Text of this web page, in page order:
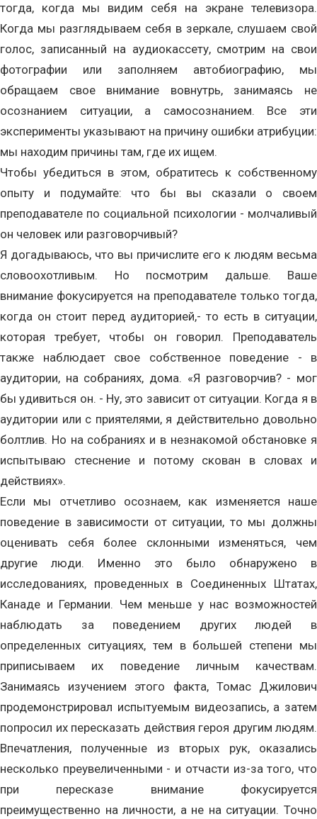
тогда, когда мы видим себя на экране телевизора.
Когда мы разглядываем себя в зеркале, слушаем свой
голос, записанный на аудиокассету, смотрим на свои
фотографии или заполняем автобиографию, мы
обращаем свое внимание вовнутрь, занимаясь не
осознанием ситуации, а самосознанием. Все эти
эксперименты указывают на причину ошибки атрибуции:
мы находим причины там, где их ищем.
Чтобы убедиться в этом, обратитесь к собственному
опыту и подумайте: что бы вы сказали о своем
преподавателе по социальной психологии - молчаливый
он человек или разговорчивый?
Я догадываюсь, что вы причислите его к людям весьма
словоохотливым. Но посмотрим дальше. Ваше
внимание фокусируется на преподавателе только тогда,
когда он стоит перед аудиторией,- то есть в ситуации,
которая требует, чтобы он говорил. Преподаватель
также наблюдает свое собственное поведение - в
аудитории, на собраниях, дома. «Я разговорчив? - мог
бы удивиться он. - Ну, это зависит от ситуации. Когда я в
аудитории или с приятелями, я действительно довольно
болтлив. Но на собраниях и в незнакомой обстановке я
испытываю стеснение и потому скован в словах и
действиях».
Если мы отчетливо осознаем, как изменяется наше
поведение в зависимости от ситуации, то мы должны
оценивать себя более склонными изменяться, чем
другие люди. Именно это было обнаружено в
исследованиях, проведенных в Соединенных Штатах,
Канаде и Германии. Чем меньше у нас возможностей
наблюдать за поведением других людей в
определенных ситуациях, тем в большей степени мы
приписываем их поведение личным качествам.
Занимаясь изучением этого факта, Томас Джилович
продемонстрировал испытуемым видеозапись, а затем
попросил их пересказать действия героя другим людям.
Впечатления, полученные из вторых рук, оказались
несколько преувеличенными - и отчасти из-за того, что
при пересказе внимание фокусируется
преимущественно на личности, а не на ситуации. Точно